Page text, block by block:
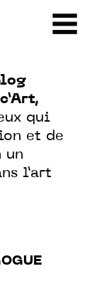
qui
et de
un
l’art